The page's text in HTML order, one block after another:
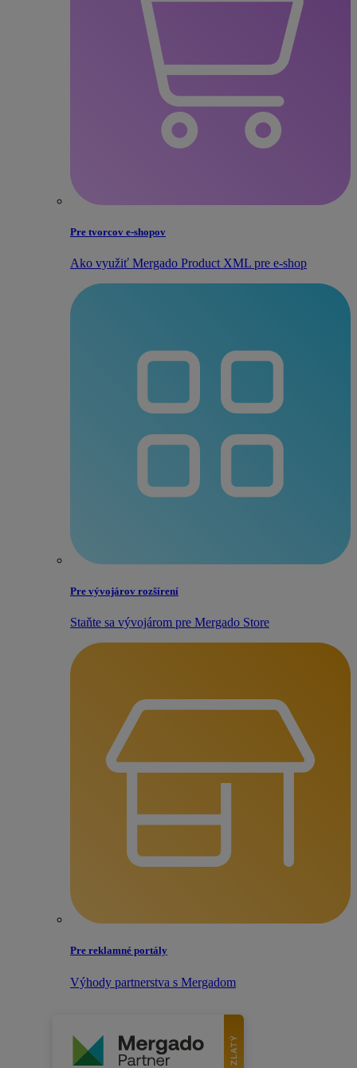
Pre tvorcov e‑shopov
Ako využiť Mergado Product XML pre e‑shop
Pre vývojárov rozšírení
Staňte sa vývojárom pre Mergado Store
Pre reklamné portály
Výhody partnerstva s Mergadom